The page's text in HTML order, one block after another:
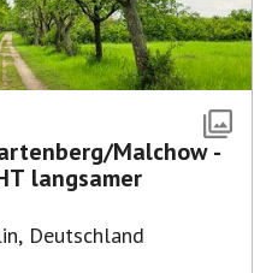
Malchow -
langsamer
Deutschland